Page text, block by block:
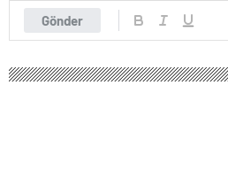
Gönder